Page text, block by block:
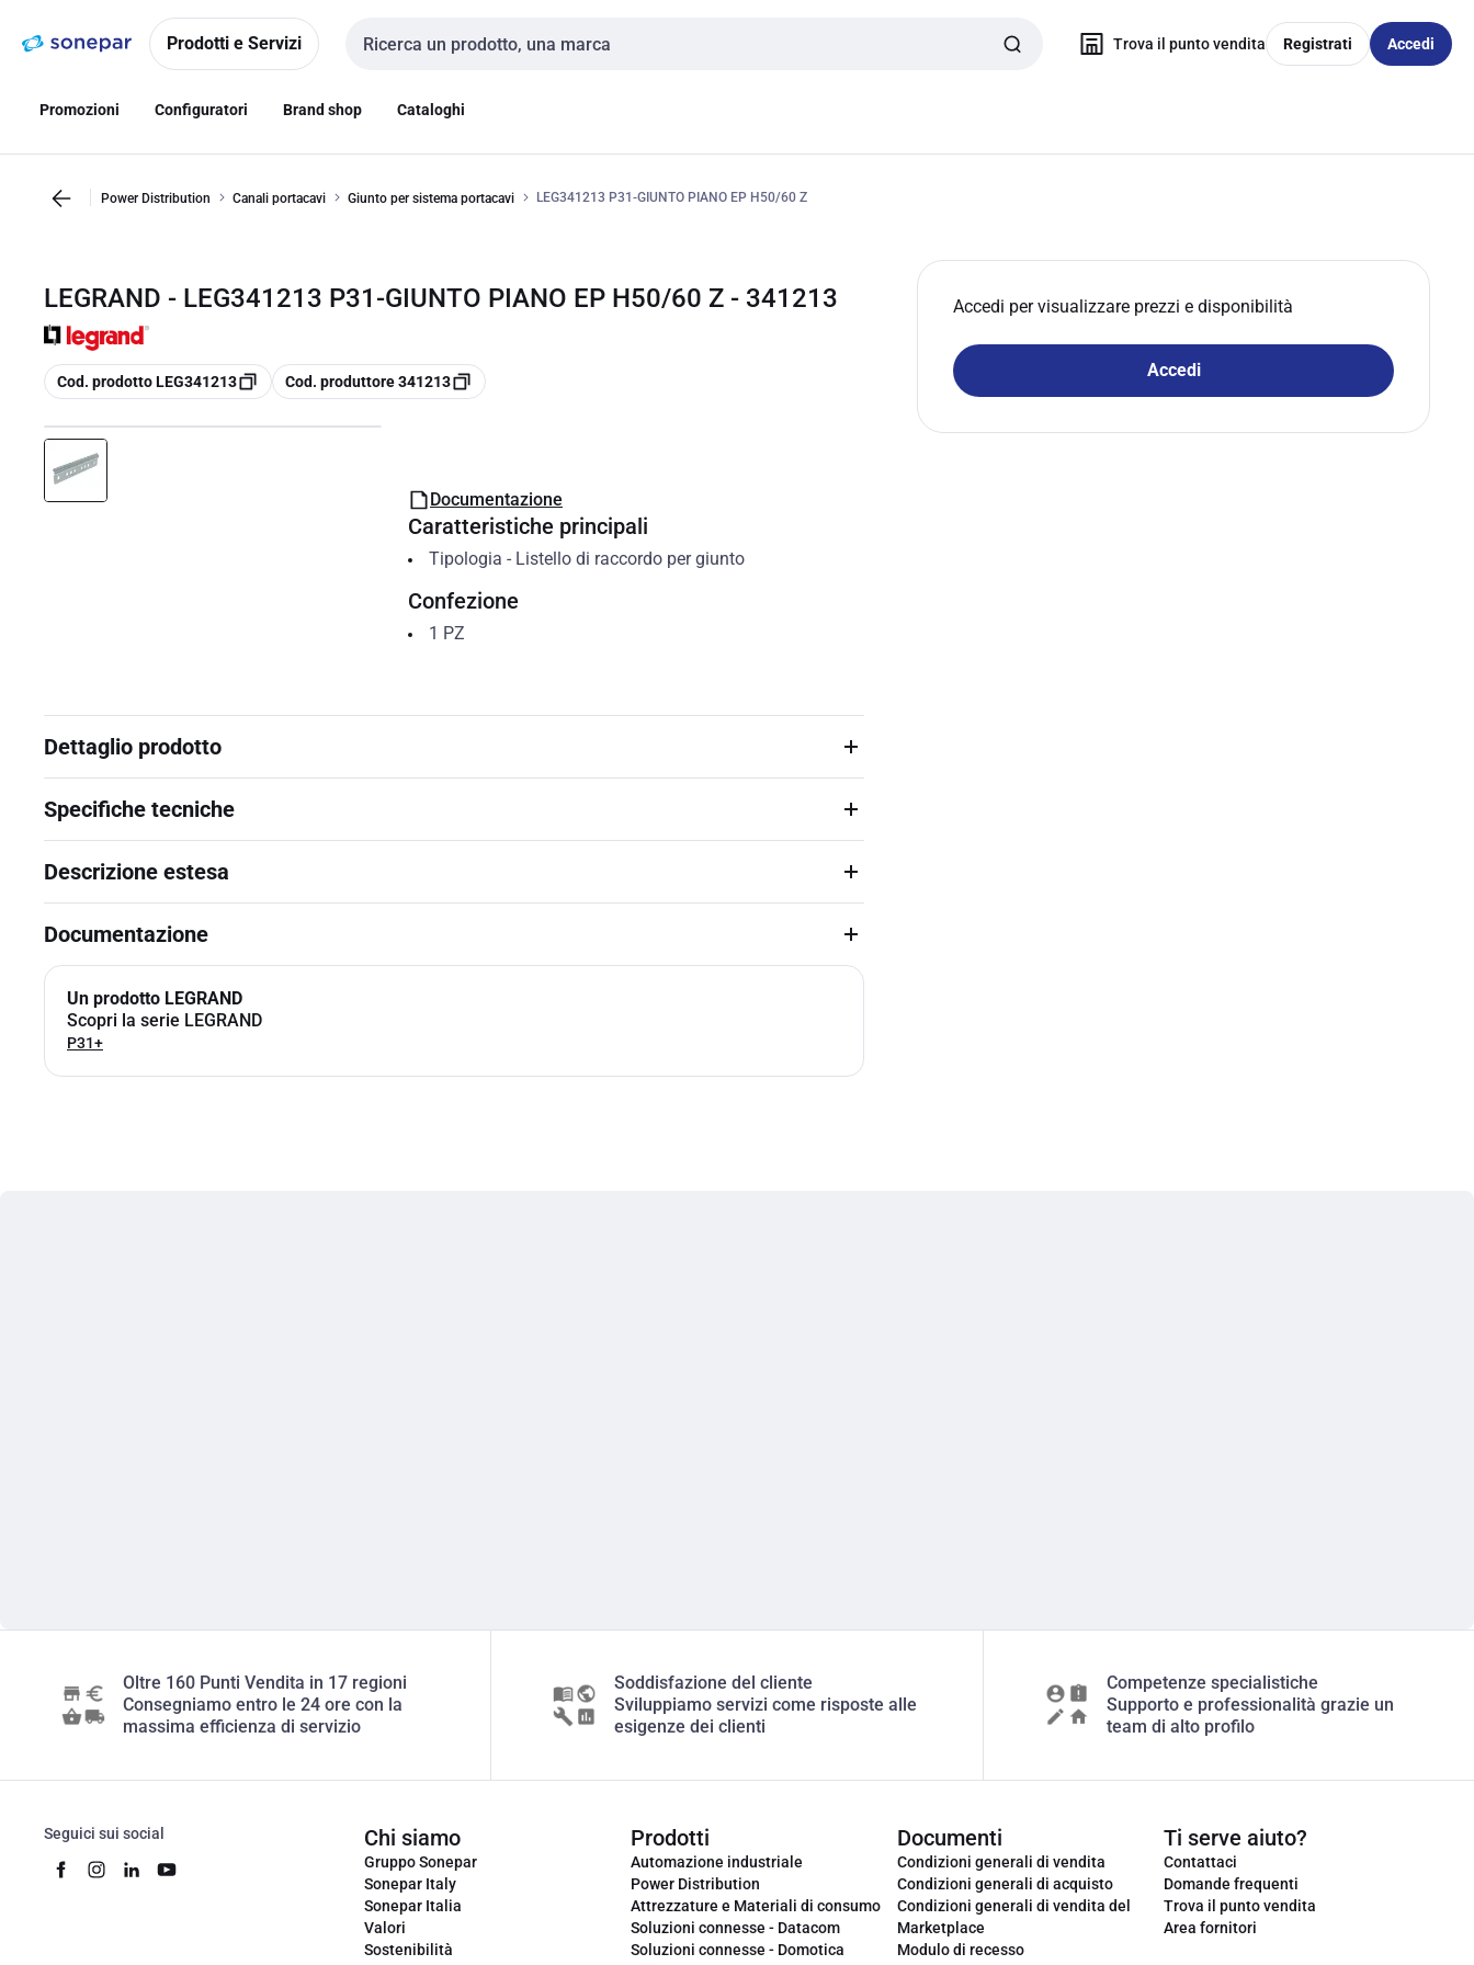
navigazionealla
Prodotti e Servizi
Cerca input
Trova il punto vendita Registrati Accedi
Promozioni Configuratori Brand shop Cataloghi
Power Distribution Canali portacavi Giunto per sistema portacavi LEG341213 P31-GIUNTO PIANO EP H50/60 Z
LEGRAND - LEG341213 P31-GIUNTO PIANO EP H50/60 Z - 341213
copia
Cod. prodotto LEG341213 copia
Cod. produttore 341213
Accedi per visualizzare prezzi e disponibilità
Accedi
Documentazione
Caratteristiche principali
Tipologia - Listello di raccordo per giunto
Confezione
1 PZ
Dettaglio prodotto
Specifiche tecniche
Descrizione estesa
Documentazione
Un prodotto LEGRAND
Scopri la serie LEGRAND
P31+
Oltre 160 Punti Vendita in 17 regioni
Consegniamo entro le 24 ore con la
massima efficienza di servizio
Soddisfazione del cliente
Sviluppiamo servizi come risposte alle
esigenze dei clienti
Competenze specialistiche
Supporto e professionalità grazie un
team di alto profilo
Seguici sui social Chi siamo
Gruppo Sonepar
Sonepar Italy
Sonepar Italia
Valori
Sostenibilità
Prodotti
Automazione industriale
Power Distribution
Attrezzature e Materiali di consumo
Soluzioni connesse - Datacom
Soluzioni connesse - Domotica
Documenti
Condizioni generali di vendita
Condizioni generali di acquisto
Condizioni generali di vendita del
Marketplace
Modulo di recesso
Ti serve aiuto?
Contattaci
Domande frequenti
Trova il punto vendita
Area fornitori